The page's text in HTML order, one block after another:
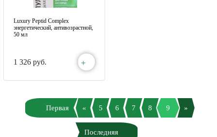
Luxury Peptid Complex
энергетический, антивозрастной,
50 мл
1 326 руб. +
Первая « 5 6 7 8 9 »
Последняя